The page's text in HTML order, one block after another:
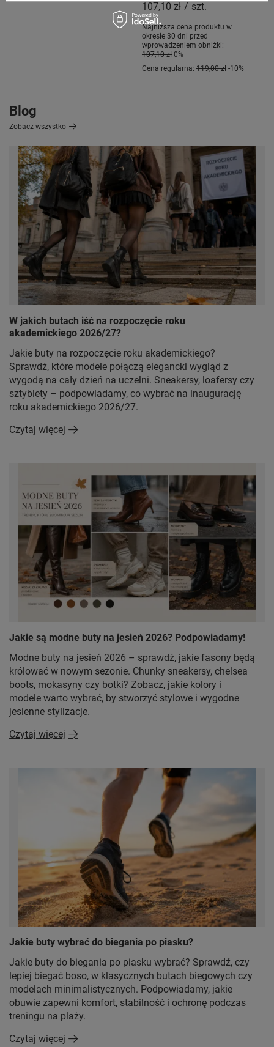
107,10 zł / szt.
Najniższa cena produktu w
okresie 30 dni przed
wprowadzeniem obniżki:
107,10 zł 0%
Cena regularna: 119,00 zł -10%
Blog
Zobacz wszystko
W jakich butach iść na rozpoczęcie roku
akademickiego 2026/27?
Jakie buty na rozpoczęcie roku akademickiego?
Sprawdź, które modele połączą elegancki wygląd z
wygodą na cały dzień na uczelni. Sneakersy, loafersy czy
sztyblety – podpowiadamy, co wybrać na inaugurację
roku akademickiego 2026/27.
Czytaj więcej
Jakie są modne buty na jesień 2026? Podpowiadamy!
Modne buty na jesień 2026 – sprawdź, jakie fasony będą
królować w nowym sezonie. Chunky sneakersy, chelsea
boots, mokasyny czy botki? Zobacz, jakie kolory i
modele warto wybrać, by stworzyć stylowe i wygodne
jesienne stylizacje.
Czytaj więcej
Jakie buty wybrać do biegania po piasku?
Jakie buty do biegania po piasku wybrać? Sprawdź, czy
lepiej biegać boso, w klasycznych butach biegowych czy
modelach minimalistycznych. Podpowiadamy, jakie
obuwie zapewni komfort, stabilność i ochronę podczas
treningu na plaży.
Czytaj więcej